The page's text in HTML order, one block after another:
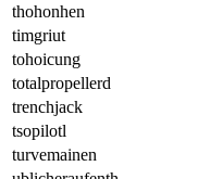
thohonhen
timgriut
tohoicung
totalpropellerd
trenchjack
tsopilotl
turvemainen